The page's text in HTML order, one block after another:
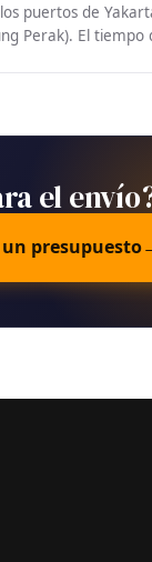
puertos de
Perak). El tiempo
el
presupuesto